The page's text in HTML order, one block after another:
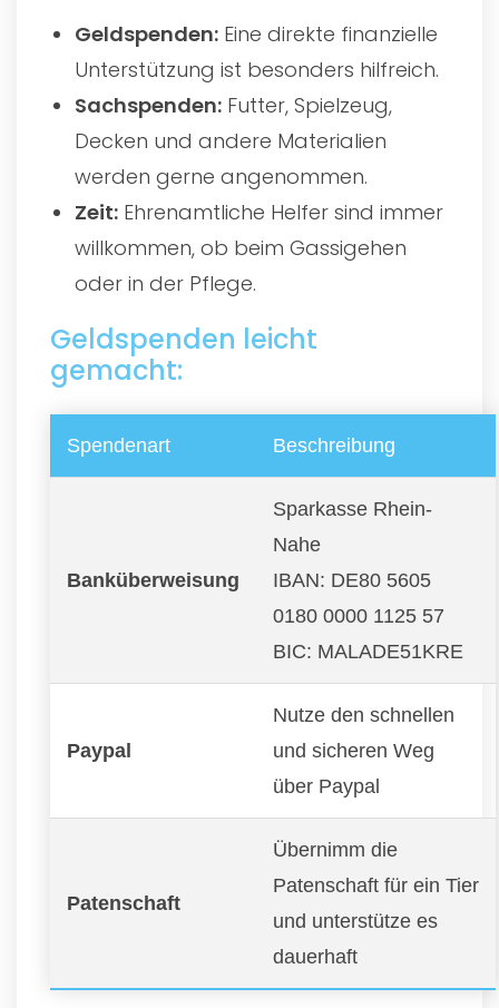
Geldspenden: Eine direkte finanzielle
Unterstützung ist besonders hilfreich.
Sachspenden: Futter, Spielzeug,
Decken und andere Materialien
werden gerne angenommen.
Zeit: Ehrenamtliche Helfer sind immer
willkommen, ob beim Gassigehen
oder in der Pflege.
Geldspenden leicht
gemacht:
Spendenart Beschreibung
Banküberweisung
Sparkasse Rhein-
Nahe
IBAN: DE80 5605
0180 0000 1125 57
BIC: MALADE51KRE
Paypal
Nutze den schnellen
und sicheren Weg
über Paypal
Patenschaft
Übernimm die
Patenschaft für ein Tier
und unterstütze es
dauerhaft